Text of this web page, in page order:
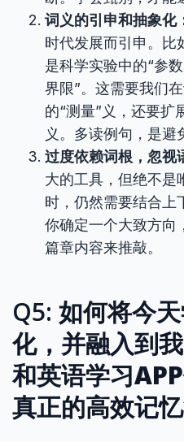
词义的引申和抽象化
时代发展而引申。比
是科学实验中的“参
界限”。这需要我们
的“测量”义，还要扩
义。多读例句，是避
过度依赖词根，忽视
大的工具，但绝不是
时，仍然需要结合上
你确定一个大致方向
篇章内容来推敲。
Q5: 如何将今
化，并融入到
和英语学习APP
真正的高效记